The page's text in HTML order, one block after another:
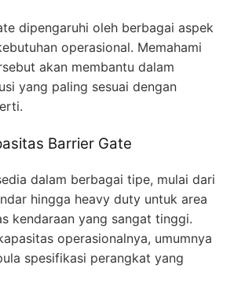
dipengaruhi oleh berbagai aspek
operasional. Memahami
akan membantu dalam
yang paling sesuai dengan
Barrier Gate
dalam berbagai tipe, mulai dari
hingga heavy duty untuk area
kendaraan yang sangat tinggi.
operasionalnya, umumnya
spesifikasi perangkat yang